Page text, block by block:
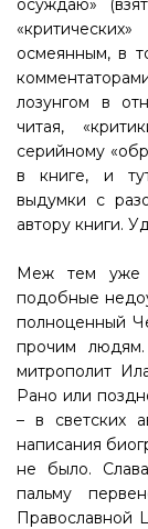
осуждаю»
осмеянным, в
лозунгом в
читая,
серийному
в книге, и
выдумки с
автору книги.
Меж тем уже
подобные
полноценный
прочим
митрополит
Рано или
– в светских
написания
не было.
пальму
Православной